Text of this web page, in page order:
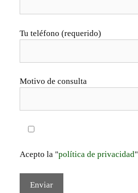
Tu teléfono (requerido)
Motivo de consulta
Acepto la "política de privacidad"